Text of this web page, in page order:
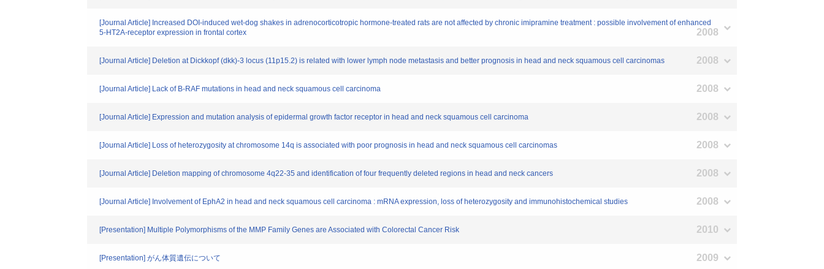
[Journal Article] Increased DOI-induced wet-dog shakes in adrenocorticotropic hormone-treated rats are not affected by chronic imipramine treatment : possible involvement of enhanced
5-HT2A-receptor expression in frontal cortex
2008
[Journal Article] Deletion at Dickkopf (dkk)-3 locus (11p15.2) is related with lower lymph node metastasis and better prognosis in head and neck squamous cell carcinomas 2008
[Journal Article] Lack of B-RAF mutations in head and neck squamous cell carcinoma 2008
[Journal Article] Expression and mutation analysis of epidermal growth factor receptor in head and neck squamous cell carcinoma 2008
[Journal Article] Loss of heterozygosity at chromosome 14q is associated with poor prognosis in head and neck squamous cell carcinomas 2008
[Journal Article] Deletion mapping of chromosome 4q22-35 and identification of four frequently deleted regions in head and neck cancers 2008
[Journal Article] Involvement of EphA2 in head and neck squamous cell carcinoma : mRNA expression, loss of heterozygosity and immunohistochemical studies 2008
[Presentation] Multiple Polymorphisms of the MMP Family Genes are Associated with Colorectal Cancer Risk 2010
[Presentation] がん体質遺伝について 2009